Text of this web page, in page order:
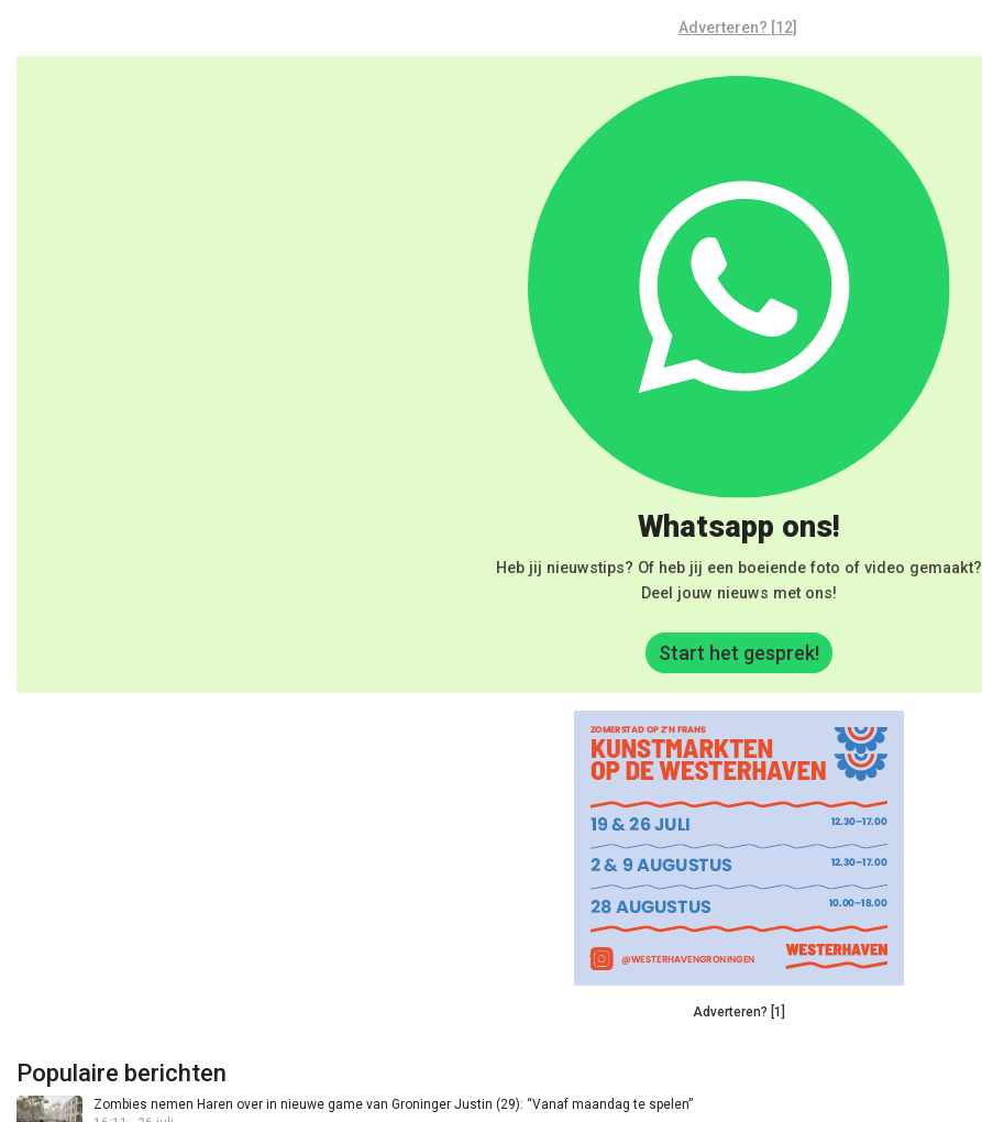
Adverteren? [12]
Whatsapp ons!
Heb jij nieuwstips? Of heb jij een boeiende foto of video gemaakt?
Deel jouw nieuws met ons!
Start het gesprek!
Adverteren? [1]
Populaire berichten
Zombies nemen Haren over in nieuwe game van Groninger Justin (29): “Vanaf maandag te spelen”